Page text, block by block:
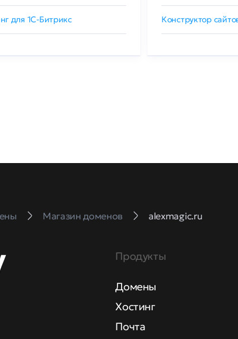
для 1C-Битрикс Конструктор
Магазин доменов alexmagic.ru
Продукты
Домены
Хостинг
Почта